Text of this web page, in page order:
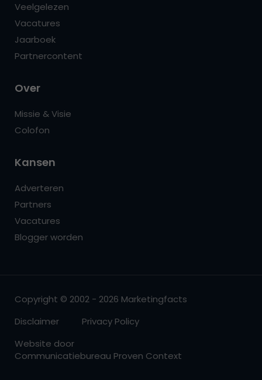
Veelgelezen
Vacatures
Jaarboek
Partnercontent
Over
Missie & Visie
Colofon
Kansen
Adverteren
Partners
Vacatures
Blogger worden
Copyright © 2002 - 2026 Marketingfacts
Disclaimer
Privacy Policy
Website door
Communicatiebureau Proven Context